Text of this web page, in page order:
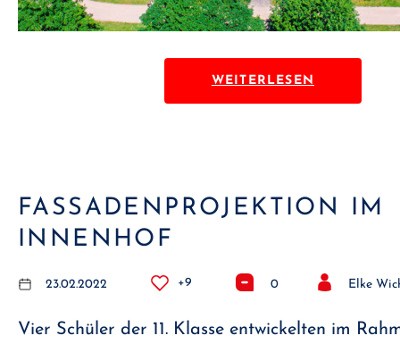
WEITERLESEN
FASSADENPROJEKTION IM
INNENHOF
23.02.2022 +9 0 Elke
Vier Schüler der 11. Klasse entwickelten im